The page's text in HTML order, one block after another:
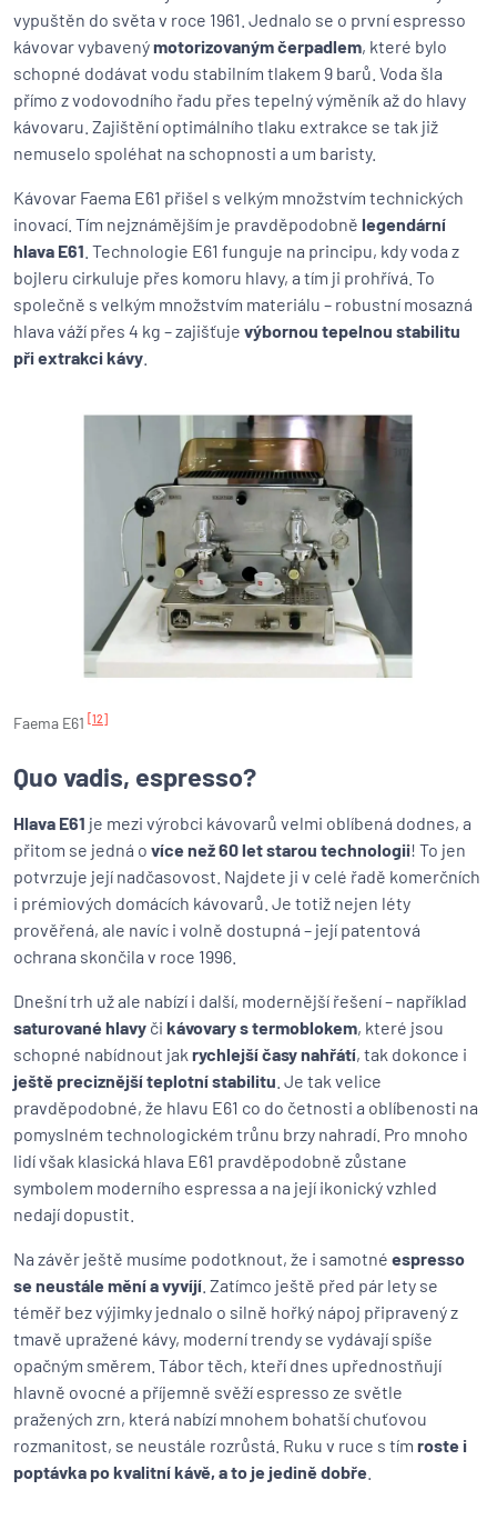
vypuštěn do světa v roce 1961. Jednalo se o první espresso
kávovar vybavenýmotorizovaným čerpadlem, které bylo
schopné dodávat vodu stabilním tlakem 9 barů. Voda šla
přímo z vodovodního řadu přes tepelný výměník až do hlavy
kávovaru. Zajištění optimálního tlaku extrakce se tak již
nemuselo spoléhat na schopnosti a um baristy.
Kávovar Faema E61 přišel s velkým množstvím technických
inovací. Tím nejznámějším je pravděpodobně legendární
hlava E61 . Technologie E61 funguje na principu, kdy voda z
bojleru cirkuluje přes komoru hlavy, a tím ji prohřívá. To
společně s velkým množstvím materiálu – robustní mosazná
hlava váží přes 4 kg – zajišťuje výbornou tepelnou stabilitu
při extrakci kávy
Faema E61 [12]
Quo vadis, espresso?
Hlava E61 je mezi výrobci kávovarů velmi oblíbená dodnes, a
přitom se jedná o více než 60 let starou technologii! To jen
potvrzuje její nadčasovost. Najdete ji v celé řadě komerčních
i prémiových domácích kávovarů. Je totiž nejen léty
prověřená, ale navíc i volně dostupná – její patentová
ochrana skončila v roce 1996.
Dnešní trh už ale nabízí i další, modernější řešení – například
saturované hlavy či kávovary s termoblokem, které jsou
schopné nabídnout jak rychlejší časy nahřátí, tak dokonce i
ještě preciznější teplotní stabilitu . Je tak velice
pravděpodobné, že hlavu E61 co do četnosti a oblíbenosti na
pomyslném technologickém trůnu brzy nahradí. Pro mnoho
lidí však klasická hlava E61 pravděpodobně zůstane
symbolem moderního espressa a na její ikonický vzhled
nedají dopustit.
Na závěr ještě musíme podotknout, že i samotné espresso
se neustále mění a vyvíjí . Zatímco ještě před pár lety se
téměř bez výjimky jednalo o silně hořký nápoj připravený z
tmavě upražené kávy, moderní trendy se vydávají spíše
opačným směrem. Tábor těch, kteří dnes upřednostňují
hlavně ovocné a příjemně svěží espresso ze světle
pražených zrn, která nabízí mnohem bohatší chuťovou
rozmanitost, se neustále rozrůstá. Ruku v ruce s tím roste i
poptávka po kvalitní kávě, a to je jedině dobře